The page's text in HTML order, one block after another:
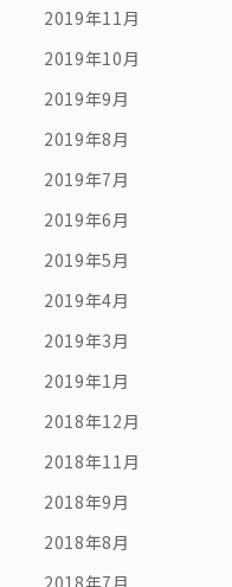
2019年11月
2019年10月
2019年9月
2019年8月
2019年7月
2019年6月
2019年5月
2019年4月
2019年3月
2019年1月
2018年12月
2018年11月
2018年9月
2018年8月
2018年7月